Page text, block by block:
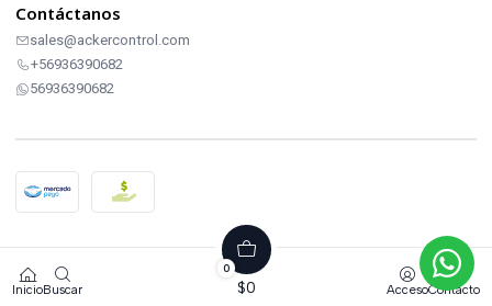
InicioBuscar
0
$0 AccesoContacto
Contáctanos
sales@ackercontrol.com
+56936390682
56936390682
2026 ACKERCONTROL INDUSTRIAL.
Todos los derechos reservados.